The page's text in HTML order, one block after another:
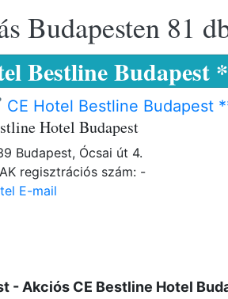
Budapesten 81
Bestline Budapest
Hotel Bestline Budapest
Hotel Budapest
Budapest, Ócsai út 4.
regisztrációs szám: -
E-mail
- Akciós CE Bestline Hotel